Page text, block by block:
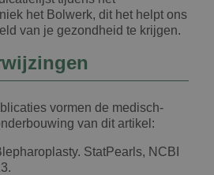
het Bolwerk, dit het helpt ons
van je gezondheid te krijgen.
vormen de medisch-
van dit artikel:
StatPearls, NCBI